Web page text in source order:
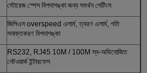
স্টোরেজ স্পেস বিপদাশঙ্কা জন্য সমর্থন সেটিংস
জিপিএস overspeed এলার্ম, ত্বরণ এলার্ম, গতি
সনাক্তকরণ বিপদাশঙ্কা
RS232, RJ45 10M / 100M স্ব-অভিযোজিত
নেটওয়ার্ক ইন্টারফেস